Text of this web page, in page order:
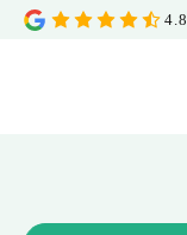
4.8